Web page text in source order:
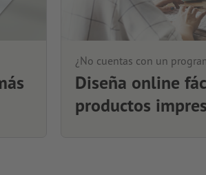
¿No cuentas con un
Diseña online
productos